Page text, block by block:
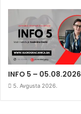
INFO 5 – 05.08.2026
5. Avgusta 2026.